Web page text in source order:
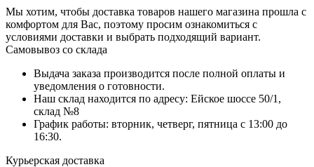
Мы хотим, чтобы доставка товаров нашего магазина прошла с
комфортом для Вас, поэтому просим ознакомиться с
условиями доставки и выбрать подходящий вариант.
Самовывоз со склада
Выдача заказа производится после полной оплаты и
уведомления о готовности.
Наш склад находится по адресу: Ейское шоссе 50/1,
склад №8
График работы: вторник, четверг, пятница с 13:00 до
16:30.
Курьерская доставка